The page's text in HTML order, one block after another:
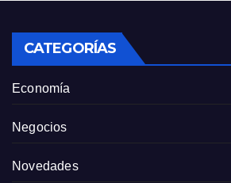
CATEGORÍAS
Economía
Negocios
Novedades